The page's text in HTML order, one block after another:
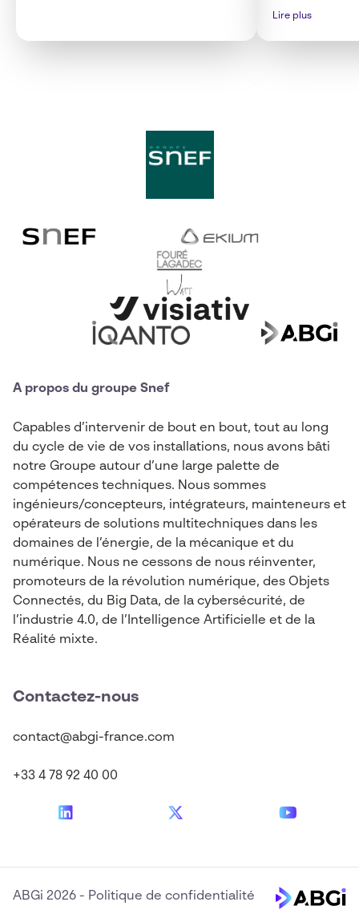
Lire plus
A propos du groupe Snef
Capables d’intervenir de bout en bout, tout au long
du cycle de vie de vos installations, nous avons bâti
notre Groupe autour d’une large palette de
compétences techniques. Nous sommes
ingénieurs/concepteurs, intégrateurs, mainteneurs et
opérateurs de solutions multitechniques dans les
domaines de l’énergie, de la mécanique et du
numérique. Nous ne cessons de nous réinventer,
promoteurs de la révolution numérique, des Objets
Connectés, du Big Data, de la cybersécurité, de
l’industrie 4.0, de l’Intelligence Artificielle et de la
Réalité mixte.
Contactez-nous
contact@abgi-france.com
+33 4 78 92 40 00
ABGi 2026 - Politique de confidentialité